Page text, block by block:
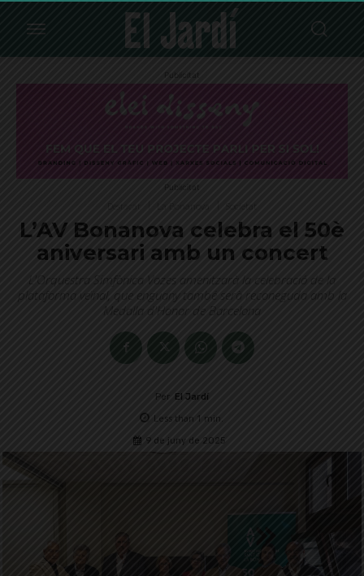
Publicitat
Publicitat
L’AV Bonanova celebra el 50è
aniversari amb un concert
L'Orquestra Simfònica Vozes amenitzarà la celebració de la
plataforma veïnal, que enguany també serà reconeguda amb la
Medalla d'Honor de Barcelona
Per El Jardí
Less than 1 min.
9 de juny de 2025